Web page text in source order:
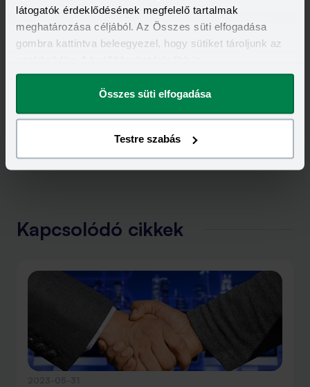
látogatók érdeklődésének megfelelő tartalmak
meghatározása céljából. Az Összes süti elfogadása
gombra kattintva beleegyezel, hogy sütiket tároljunk az
megváltoztathatod.
Összes süti elfogadása
Testre szabás
Kapcsolódó cikkek